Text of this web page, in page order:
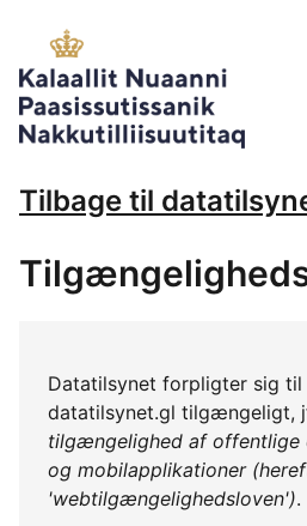
Tilbage til
Datatilsynet forpligter sig
datatilsynet.gl tilgængeligt,
tilgængelighed af offentlige
og mobilapplikationer
'webtilgængelighedsloven').